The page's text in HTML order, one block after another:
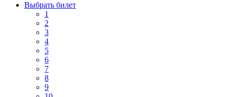
Выбрать билет
1
2
3
4
5
6
7
8
9